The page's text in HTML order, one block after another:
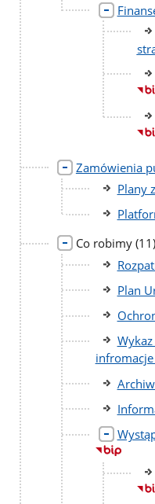
Zamówienia
Plany
Co robimy (11)
Plan